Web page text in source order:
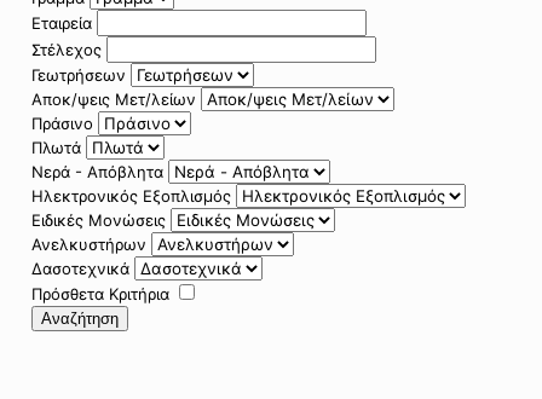
Εταιρεία
Στέλεχος
Γεωτρήσεων
Αποκ/ψεις Μετ/λείων
Πράσινο
Πλωτά
Νερά - Απόβλητα
Ηλεκτρονικός Εξοπλισμός
Ειδικές Μονώσεις
Ανελκυστήρων
Δασοτεχνικά
Πρόσθετα Κριτήρια
Αναζήτηση